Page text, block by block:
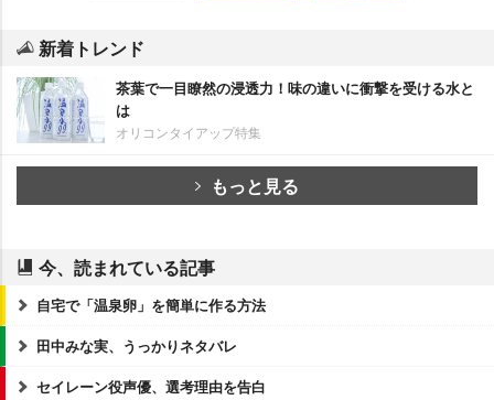
新着トレンド
茶葉で一目瞭然の浸透力！味の違いに衝撃を受ける水と
は
オリコンタイアップ特集
もっと見る
今、読まれている記事
自宅で「温泉卵」を簡単に作る方法
田中みな実、うっかりネタバレ
セイレーン役声優、選考理由を告白